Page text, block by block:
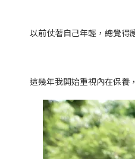
以前仗著自己年輕，總覺得
這幾年我開始重視內在保養